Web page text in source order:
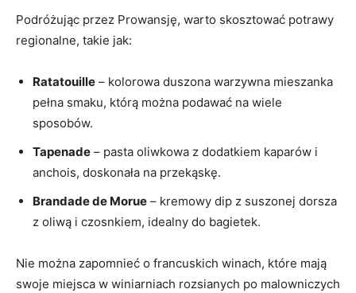
Podróżując przez Prowansję, warto skosztować potrawy
regionalne, takie jak:
Ratatouille – kolorowa duszona warzywna mieszanka
pełna smaku, którą można podawać na wiele
sposobów.
Tapenade – pasta oliwkowa z dodatkiem kaparów i
anchois, doskonała na przekąskę.
Brandade de Morue – kremowy dip z suszonej dorsza
z oliwą i czosnkiem, idealny do bagietek.
Nie można zapomnieć o francuskich winach, które mają
swoje miejsca w winiarniach rozsianych po malowniczych